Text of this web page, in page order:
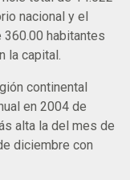
nacional y el
360.00 habitantes
la capital.
continental
en 2004 de
alta la del mes de
diciembre con